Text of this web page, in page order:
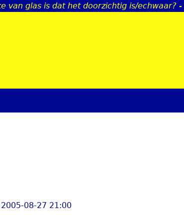
Jump to navigation
van glas is dat het doorzichtig is/echwaar?
08-27 21:00